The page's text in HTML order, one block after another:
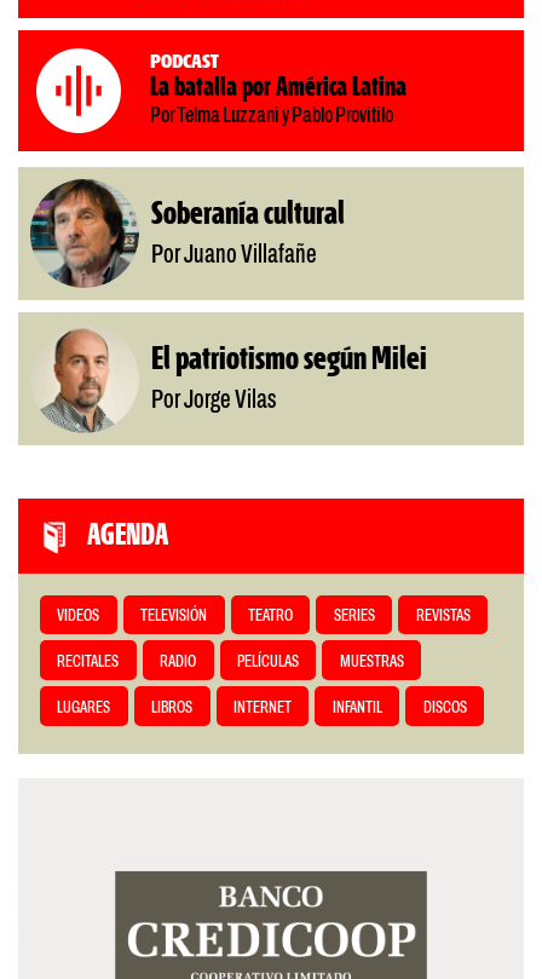
Podcast
La batalla por América Latina
Por Telma Luzzani y Pablo Provitilo
Soberanía cultural
Por Juano Villafañe
El patriotismo según Milei
Por Jorge Vilas
AGENDA
VIDEOS TELEVISIÓN TEATRO SERIES REVISTAS
RECITALES RADIO PELÍCULAS MUESTRAS
LUGARES LIBROS INTERNET INFANTIL DISCOS